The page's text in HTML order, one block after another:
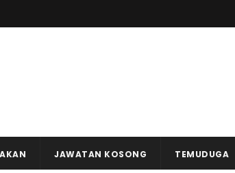
JAWATAN KOSONG TEMUDUGA